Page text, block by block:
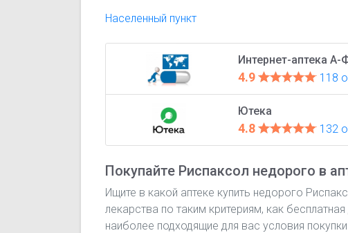
Населенный пункт
Интернет-аптека А-
4.9 118
Ютека
4.8 132
Покупайте Риспаксол недорого в
Ищите в какой аптеке купить недорого
лекарства по таким критериям, как
наиболее подходящие для вас условия покупки.